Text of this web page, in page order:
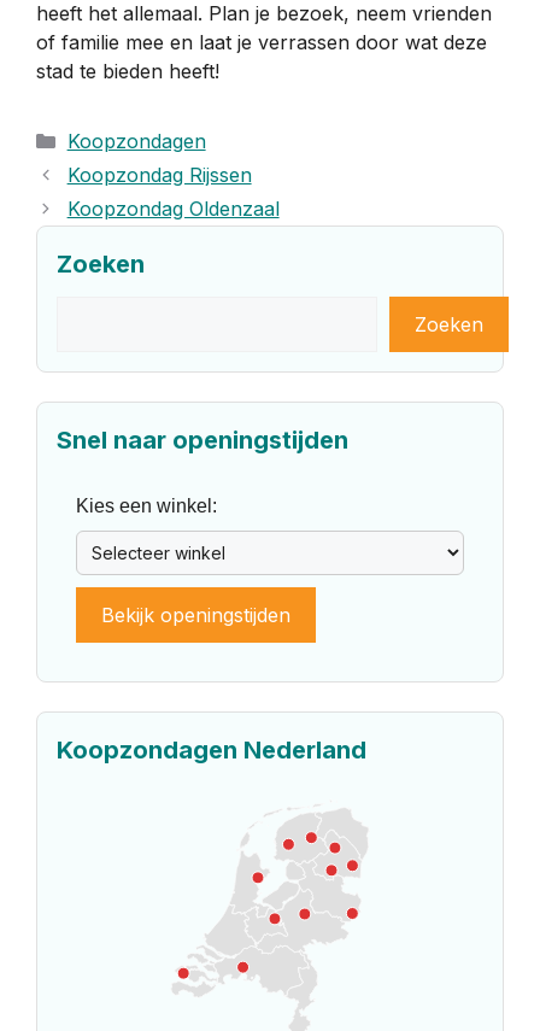
heeft het allemaal. Plan je bezoek, neem vrienden
of familie mee en laat je verrassen door wat deze
stad te bieden heeft!
Categorieën
Koopzondagen
Koopzondag Rijssen
Koopzondag Oldenzaal
Zoeken
Zoeken
Snel naar openingstijden
Kies een winkel:
Bekijk openingstijden
Koopzondagen Nederland